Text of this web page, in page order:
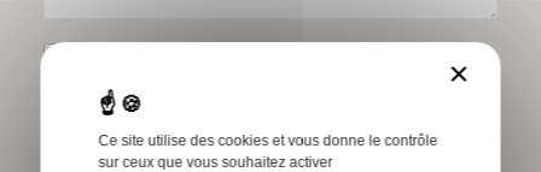
concernant les produits et services Humbert
par e-mail.
*Champs obligatoires
×
Ce site utilise des cookies et vous donne le contrôle
sur ceux que vous souhaitez activer